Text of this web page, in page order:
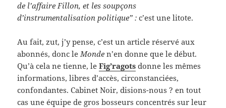
de l’affaire Fillon, et les soupçons
d’instrumentalisation politique” :c’est une litote.
Au fait, zut, j’y pense, c’est un article réservé aux
abonnés, donc leMonde n’en donne que le début.
Qu’à cela ne tienne, leFig’ragots donne les mêmes
informations, libres d’accès, circonstanciées,
confondantes. Cabinet Noir, disions-nous ? en tout
cas une équipe de gros bosseurs concentrés sur leur